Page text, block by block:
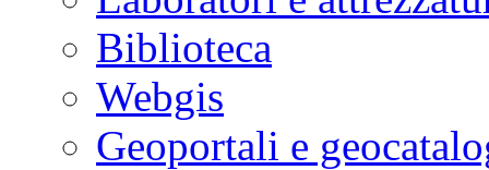
Biblioteca
Webgis
Geoportali e